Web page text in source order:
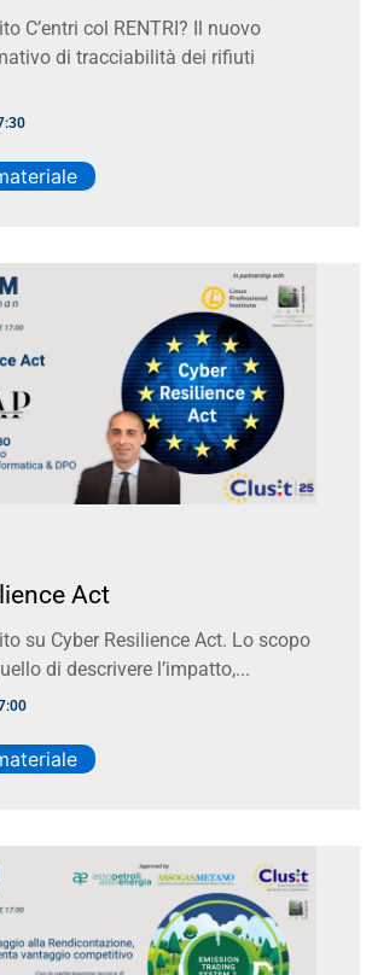
C’entri col RENTRI? Il nuovo
di tracciabilità dei rifiuti
Act
su Cyber Resilience Act. Lo scopo
di descrivere l’impatto,...